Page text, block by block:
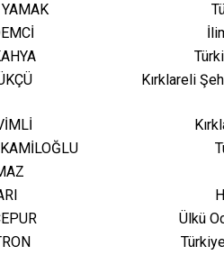
Kırklareli
Ülkü